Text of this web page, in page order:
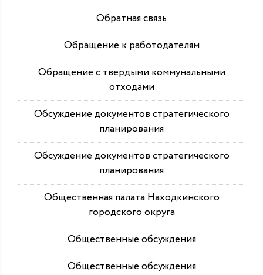
Обратная связь
Обращение к работодателям
Обращение с твердыми коммунальными
отходами
Обсуждение документов стратегического
планирования
Обсуждение документов стратегического
планирования
Общественная палата Находкинского
городского округа
Общественные обсуждения
Общественные обсуждения